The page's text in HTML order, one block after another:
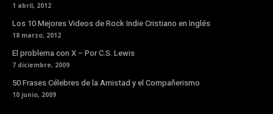
1 abril, 2012
Los 10 Mejores Videos de Rock Indie Cristiano en Inglés
18 marzo, 2012
El problema con X – Por C.S. Lewis
7 diciembre, 2009
50 Frases Célebres de la Amistad y el Compañerismo
10 junio, 2009